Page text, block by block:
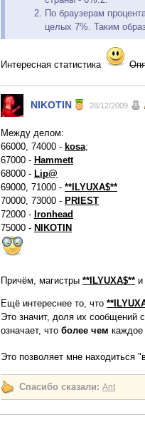
По браузерам
целых 7%. Таким
Интересная статистика
NIKOTIN 28/12/2009
Между делом:
66000, 74000 - kosa;
67000 - Hammett
68000 - Lip@
69000, 71000 - **ILYUXA$**
70000, 73000 - PRIEST
72000 - Ironhead
75000 - NIKOTIN
Причём, магистры **ILYUXA$** и
Ещё интереснее то, что
Это значит, доля их сообщений
означает, что более чем каждое
Это позволяет мне находиться
Спасибо сказали: Ant